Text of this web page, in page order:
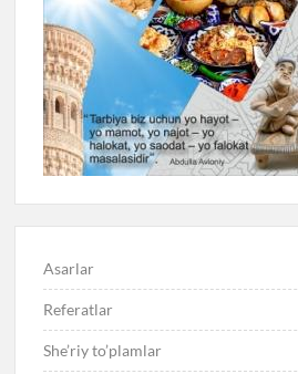
Asarlar
Referatlar
She’riy to’plamlar